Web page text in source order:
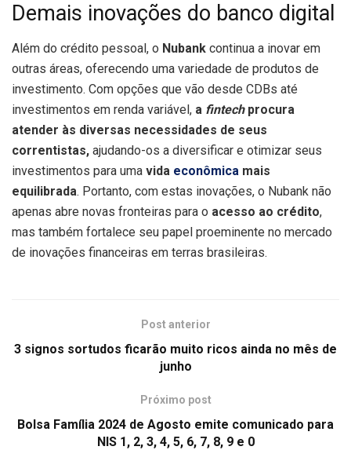
Demais inovações do banco digital
Além do crédito pessoal, o Nubank continua a inovar em
outras áreas, oferecendo uma variedade de produtos de
investimento. Com opções que vão desde CDBs até
investimentos em renda variável, a fintechprocura
atender às diversas necessidades de seus
correntistas, ajudando-os a diversificar e otimizar seus
investimentos para uma vida econômica mais
equilibrada. Portanto, com estas inovações, o Nubank não
apenas abre novas fronteiras para o acesso ao crédito,
mas também fortalece seu papel proeminente no mercado
de inovações financeiras em terras brasileiras.
Post anterior
3 signos sortudos ficarão muito ricos ainda no mês de
junho
Próximo post
Bolsa Família 2024 de Agosto emite comunicado para
NIS 1, 2, 3, 4, 5, 6, 7, 8, 9 e 0